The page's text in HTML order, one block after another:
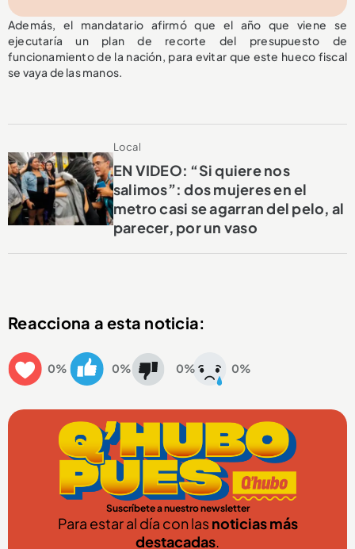
Además, el mandatario afirmó que el año que viene se
ejecutaría un plan de recorte del presupuesto de
funcionamiento de la nación, para evitar que este hueco fiscal
se vaya de las manos.
Local
EN VIDEO: “Si quiere nos
salimos”: dos mujeres en el
metro casi se agarran del pelo, al
parecer, por un vaso
Reacciona a esta noticia:
0% 0% 0% 0%
Suscríbete a nuestro newsletter
Para estar al día con lasnoticias más
destacadas.